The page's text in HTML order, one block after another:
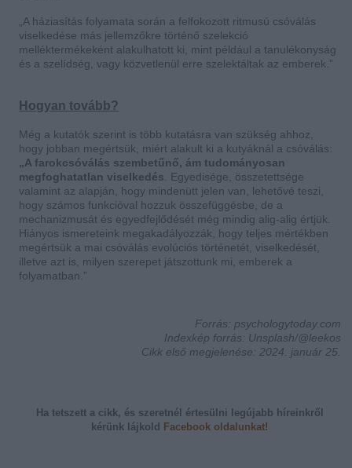
„A háziasítás folyamata során a felfokozott ritmusú csóválás
viselkedése más jellemzőkre történő szelekció
melléktermékeként alakulhatott ki, mint például a tanulékonyság
és a szelídség, vagy közvetlenül erre szelektáltak az emberek.”
Hogyan tovább?
Még a kutatók szerint is több kutatásra van szükség ahhoz,
hogy jobban megértsük, miért alakult ki a kutyáknál a csóválás:
„A farokcsóválás szembetűnő, ám tudományosan
megfoghatatlan viselkedés . Egyedisége, összetettsége
valamint az alapján, hogy mindenütt jelen van, lehetővé teszi,
hogy számos funkcióval hozzuk összefüggésbe, de a
mechanizmusát és egyedfejlődését még mindig alig-alig értjük.
Hiányos ismereteink megakadályozzák, hogy teljes mértékben
megértsük a mai csóválás evolúciós történetét, viselkedését,
illetve azt is, milyen szerepet játszottunk mi, emberek a
folyamatban.”
Forrás: psychologytoday.com
Indexkép forrás: Unsplash/@leekos
Cikk első megjelenése: 2024. január 25.
Ha tetszett a cikk, és szeretnél értesülni legújabb híreinkről
kérünk lájkold Facebook oldalunkat!